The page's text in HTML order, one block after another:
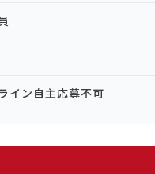
イン自主応募不可